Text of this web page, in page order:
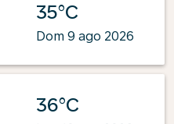
35°C
Dom 9 ago 2026
36°C